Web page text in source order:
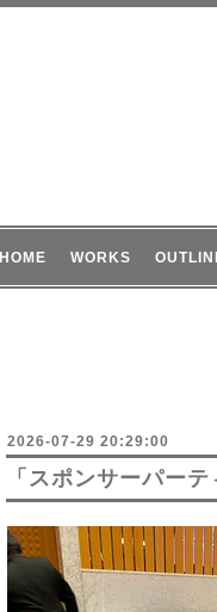
HOME WORKS
2026-07-29 20:29:00
「スポンサーパー